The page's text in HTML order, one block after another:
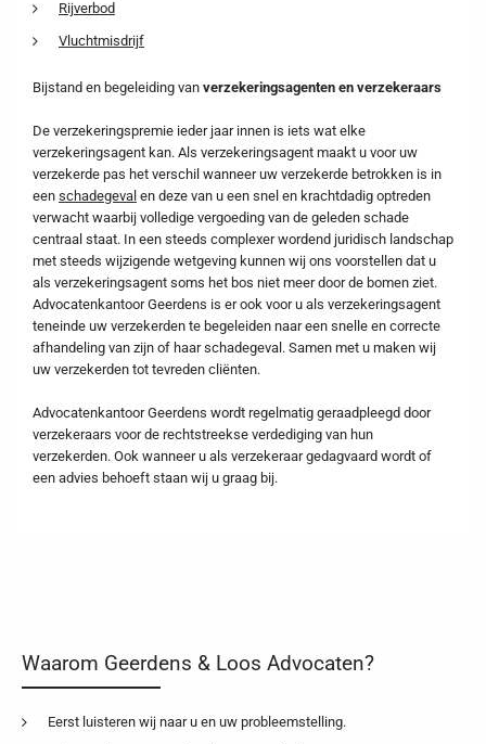
Rijverbod
Vluchtmisdrijf
Bijstand en begeleiding van verzekeringsagenten en verzekeraars
De verzekeringspremie ieder jaar innen is iets wat elke
verzekeringsagent kan. Als verzekeringsagent maakt u voor uw
verzekerde pas het verschil wanneer uw verzekerde betrokken is in
een schadegeval en deze van u een snel en krachtdadig optreden
verwacht waarbij volledige vergoeding van de geleden schade
centraal staat. In een steeds complexer wordend juridisch landschap
met steeds wijzigende wetgeving kunnen wij ons voorstellen dat u
als verzekeringsagent soms het bos niet meer door de bomen ziet.
Advocatenkantoor Geerdens is er ook voor u als verzekeringsagent
teneinde uw verzekerden te begeleiden naar een snelle en correcte
afhandeling van zijn of haar schadegeval. Samen met u maken wij
uw verzekerden tot tevreden cliënten.
Advocatenkantoor Geerdens wordt regelmatig geraadpleegd door
verzekeraars voor de rechtstreekse verdediging van hun
verzekerden. Ook wanneer u als verzekeraar gedagvaard wordt of
een advies behoeft staan wij u graag bij.
Waarom Geerdens & Loos Advocaten?
Eerst luisteren wij naar u en uw probleemstelling.